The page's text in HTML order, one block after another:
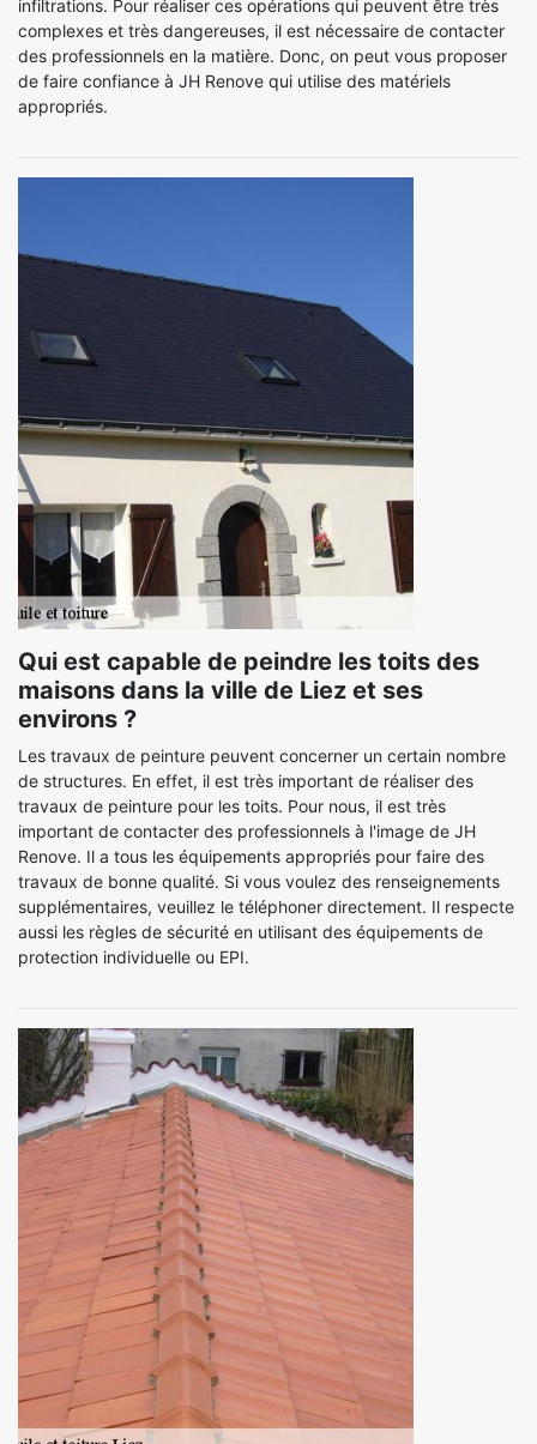
infiltrations. Pour réaliser ces opérations qui peuvent être très
complexes et très dangereuses, il est nécessaire de contacter
des professionnels en la matière. Donc, on peut vous proposer
de faire confiance à JH Renove qui utilise des matériels
appropriés.
Qui est capable de peindre les toits des
maisons dans la ville de Liez et ses
environs ?
Les travaux de peinture peuvent concerner un certain nombre
de structures. En effet, il est très important de réaliser des
travaux de peinture pour les toits. Pour nous, il est très
important de contacter des professionnels à l'image de JH
Renove. Il a tous les équipements appropriés pour faire des
travaux de bonne qualité. Si vous voulez des renseignements
supplémentaires, veuillez le téléphoner directement. Il respecte
aussi les règles de sécurité en utilisant des équipements de
protection individuelle ou EPI.